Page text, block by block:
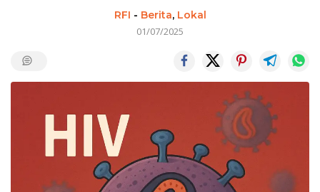
RFI - Berita, Lokal
01/07/2025